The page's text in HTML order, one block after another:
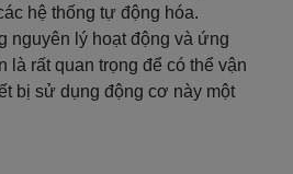
hệ thống tự động hóa.
nguyên lý hoạt động và ứng
là rất quan trọng để có thể vận
bị sử dụng động cơ này một